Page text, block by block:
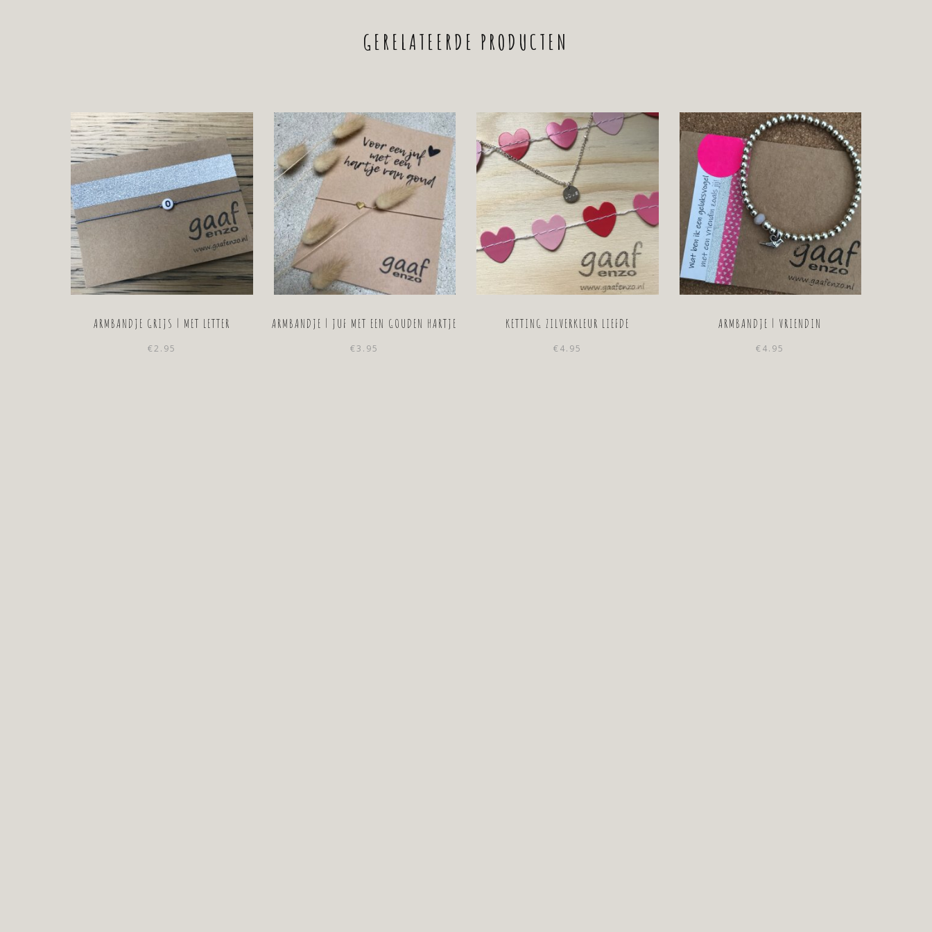
GERELATEERDE PRODUCTEN
ARMBANDJE GRIJS | MET LETTER
€2.95
ARMBANDJE | JUF MET EEN GOUDEN HARTJE
€3.95
KETTING ZILVERKLEUR LIEFDE
€ 4.95
ARMBANDJE | VRIENDIN
€ 4.95